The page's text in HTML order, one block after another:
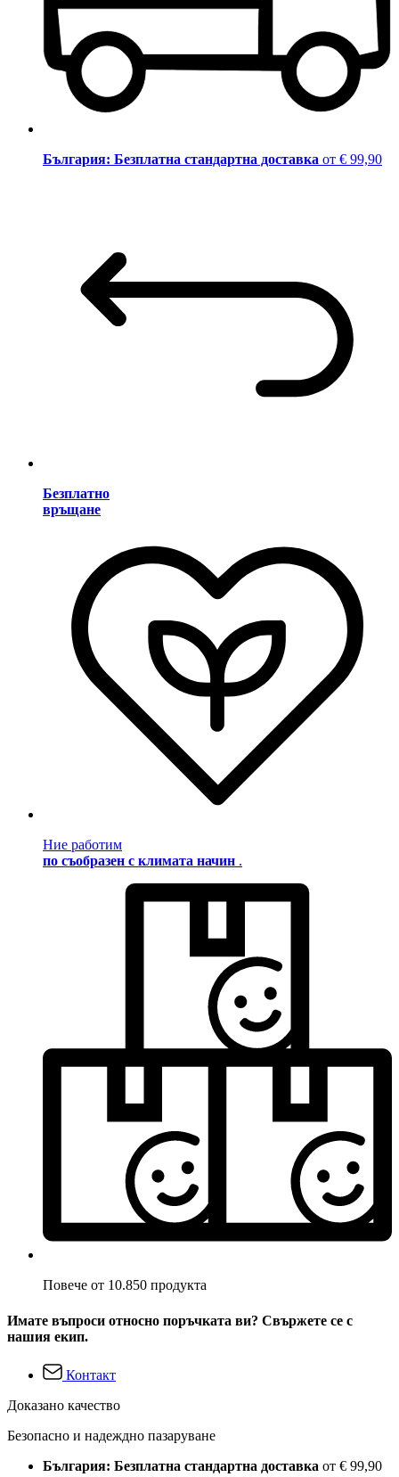
България: Безплатна стандартна доставка от € 99,90
Безплатно
връщане
Ние работим
по съобразен с климата начин .
Повече от 10.850 продукта
Имате въпроси относно поръчката ви? Свържете се с
нашия екип.
Контакт
Доказано качество
Безопасно и надеждно пазаруване
България: Безплатна стандартна доставка от € 99,90